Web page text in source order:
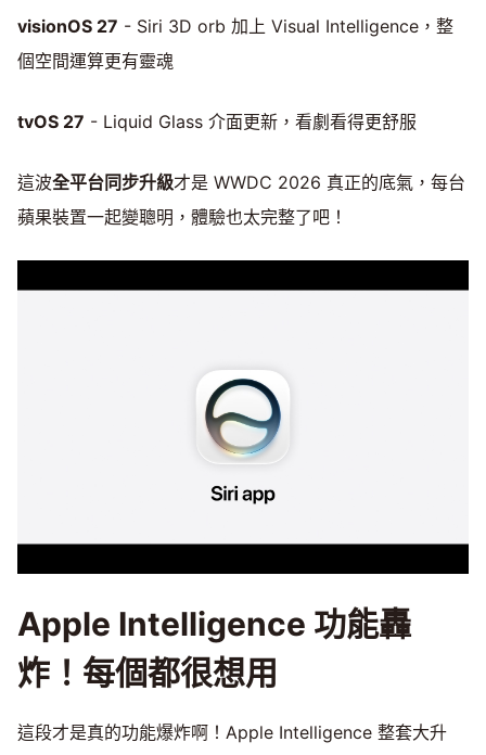
visionOS 27 - Siri 3D orb 加上 Visual Intelligence，整
個空間運算更有靈魂
tvOS 27 - Liquid Glass 介面更新，看劇看得更舒服
這波全平台同步升級才是 WWDC 2026 真正的底氣，每台
蘋果裝置一起變聰明，體驗也太完整了吧！
Apple Intelligence 功能轟
炸！每個都很想用
這段才是真的功能爆炸啊！Apple Intelligence 整套大升